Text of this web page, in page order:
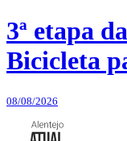
3ª etapa
Bicicleta
08/08/2026